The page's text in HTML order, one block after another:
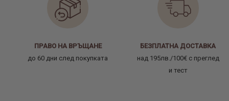
ПРАВО НА ВРЪЩАНЕ
до 60 дни след покупката
БЕЗПЛАТНА ДОСТАВКА
над 195лв./100€ с преглед
и тест